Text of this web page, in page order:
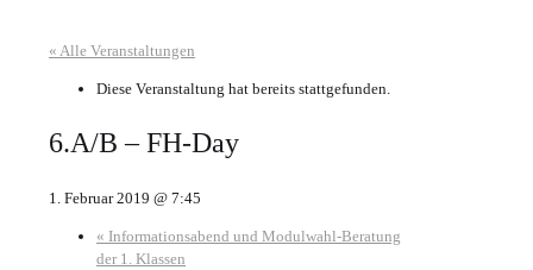
« Alle Veranstaltungen
Diese Veranstaltung hat bereits stattgefunden.
6.A/B – FH-Day
1. Februar 2019 @ 7:45
« Informationsabend und Modulwahl-Beratung
der 1. Klassen